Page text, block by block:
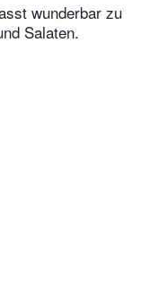
wunderbar zu
Salaten.